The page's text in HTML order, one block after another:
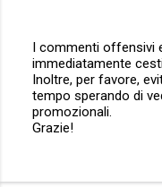
P
o
s
t
a
c
I commenti offensivi
immediatamente
Inoltre, per favore,
tempo sperando di
promozionali.
Grazie!